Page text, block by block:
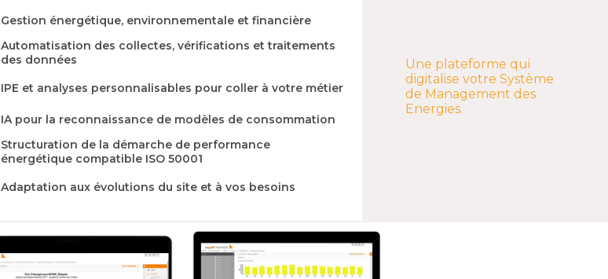
Gestion énergétique, environnementale et financière​
Automatisation des collectes, vérifications et traitements
des données​
IPE et analyses personnalisables pour coller à votre métier​
IA pour la reconnaissance de modèles de consommation​
Structuration de la démarche de performance
énergétique compatible ISO 50001
Adaptation aux évolutions du site et à vos besoins ​
Une plateforme qui
digitalise votre Système
de Management des
Energies.